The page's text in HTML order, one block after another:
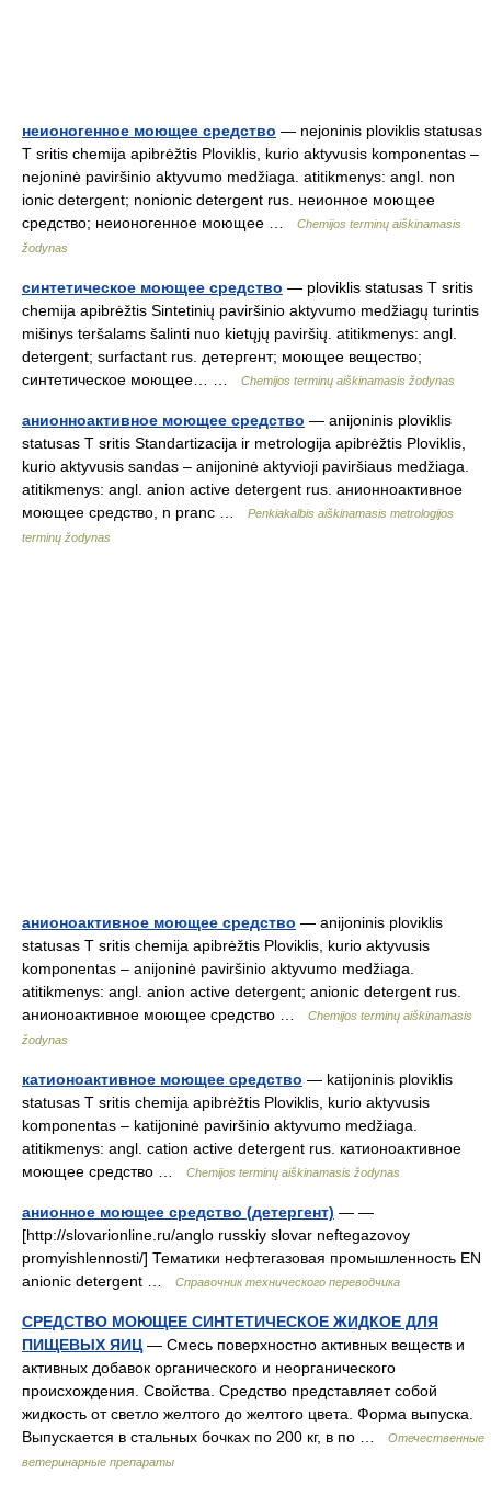
неионогенное моющее средство — nejoninis ploviklis statusas
T sritis chemija apibrėžtis Ploviklis, kurio aktyvusis komponentas –
nejoninė paviršinio aktyvumo medžiaga. atitikmenys: angl. non
ionic detergent; nonionic detergent rus. неионное моющее
средство; неионогенное моющее …
Chemijos terminų aiškinamasis
žodynas
синтетическое моющее средство — ploviklis statusas T sritis
chemija apibrėžtis Sintetinių paviršinio aktyvumo medžiagų turintis
mišinys teršalams šalinti nuo kietųjų paviršių. atitikmenys: angl.
detergent; surfactant rus. детергент; моющее вещество;
синтетическое моющее… …
Chemijos terminų aiškinamasis žodynas
анионноактивное моющее средство — anijoninis ploviklis
statusas T sritis Standartizacija ir metrologija apibrėžtis Ploviklis,
kurio aktyvusis sandas – anijoninė aktyvioji paviršiaus medžiaga.
atitikmenys: angl. anion active detergent rus. анионноактивное
моющее средство, n pranc …
Penkiakalbis aiškinamasis metrologijos
terminų žodynas
анионоактивное моющее средство — anijoninis ploviklis
statusas T sritis chemija apibrėžtis Ploviklis, kurio aktyvusis
komponentas – anijoninė paviršinio aktyvumo medžiaga.
atitikmenys: angl. anion active detergent; anionic detergent rus.
анионоактивное моющее средство …
Chemijos terminų aiškinamasis
žodynas
катионоактивное моющее средство — katijoninis ploviklis
statusas T sritis chemija apibrėžtis Ploviklis, kurio aktyvusis
komponentas – katijoninė paviršinio aktyvumo medžiaga.
atitikmenys: angl. cation active detergent rus. катионоактивное
моющее средство …
Chemijos terminų aiškinamasis žodynas
анионное моющее средство (детергент) — —
[http://slovarionline.ru/anglo russkiy slovar neftegazovoy
promyishlennosti/] Тематики нефтегазовая промышленность EN
anionic detergent …
Справочник технического переводчика
СРЕДСТВО МОЮЩЕЕ СИНТЕТИЧЕСКОЕ ЖИДКОЕ ДЛЯ
ПИЩЕВЫХ ЯИЦ — Смесь поверхностно активных веществ и
активных добавок органического и неорганического
происхождения. Свойства. Средство представляет собой
жидкость от светло желтого до желтого цвета. Форма выпуска.
Выпускается в стальных бочках по 200 кг, в по …
Отечественные
ветеринарные препараты